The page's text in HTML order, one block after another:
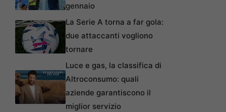
gennaio
La Serie A torna a far gola:
due attaccanti vogliono
tornare
Luce e gas, la classifica di
Altroconsumo: quali
aziende garantiscono il
miglior servizio